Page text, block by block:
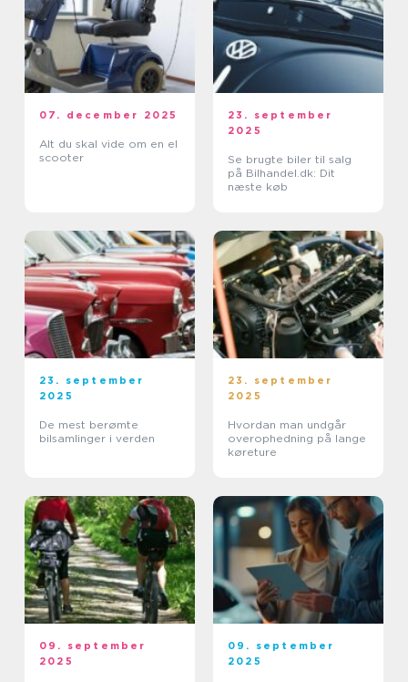
07. december 2025
Alt du skal vide om en el
scooter
23. september
2025
Se brugte biler til salg
på Bilhandel.dk: Dit
næste køb
23. september
2025
De mest berømte
bilsamlinger i verden
23. september
2025
Hvordan man undgår
overophedning på lange
køreture
09. september
2025
09. september
2025